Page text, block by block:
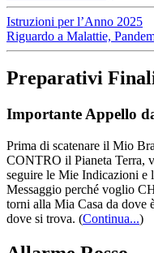
Istruzioni per l’Anno 2025
Riguardo a Malattie,
Preparativi
Importante Appello
Prima di scatenare il Mio
CONTRO il Pianeta
seguire le Mie Indicazioni e
Messaggio perché voglio
torni alla Mia Casa da dove
dove si trova. (Continua...)